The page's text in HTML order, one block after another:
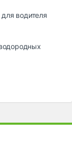
водителя